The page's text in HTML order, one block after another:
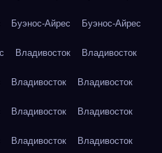
Буэнос-Айрес Буэнос-Айрес
Владивосток Владивосток
Владивосток Владивосток
Владивосток Владивосток
Владивосток Владивосток